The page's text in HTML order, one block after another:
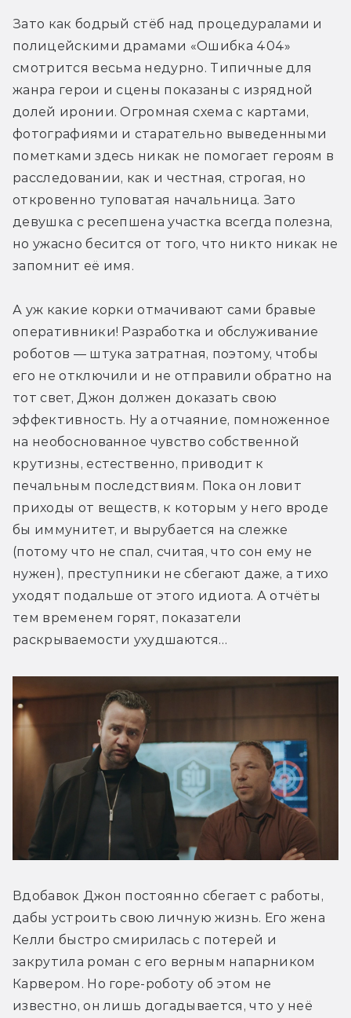
Зато как бодрый стёб над процедуралами и
полицейскими драмами «Ошибка 404»
смотрится весьма недурно. Типичные для
жанра герои и сцены показаны с изрядной
долей иронии. Огромная схема с картами,
фотографиями и старательно выведенными
пометками здесь никак не помогает героям в
расследовании, как и честная, строгая, но
откровенно туповатая начальница. Зато
девушка с ресепшена участка всегда полезна,
но ужасно бесится от того, что никто никак не
запомнит её имя.
А уж какие корки отмачивают сами бравые
оперативники! Разработка и обслуживание
роботов — штука затратная, поэтому, чтобы
его не отключили и не отправили обратно на
тот свет, Джон должен доказать свою
эффективность. Ну а отчаяние, помноженное
на необоснованное чувство собственной
крутизны, естественно, приводит к
печальным последствиям. Пока он ловит
приходы от веществ, к которым у него вроде
бы иммунитет, и вырубается на слежке
(потому что не спал, считая, что сон ему не
нужен), преступники не сбегают даже, а тихо
уходят подальше от этого идиота. А отчёты
тем временем горят, показатели
раскрываемости ухудшаются…
Вдобавок Джон постоянно сбегает с работы,
дабы устроить свою личную жизнь. Его жена
Келли быстро смирилась с потерей и
закрутила роман с его верным напарником
Карвером. Но горе-роботу об этом не
известно, он лишь догадывается, что у неё